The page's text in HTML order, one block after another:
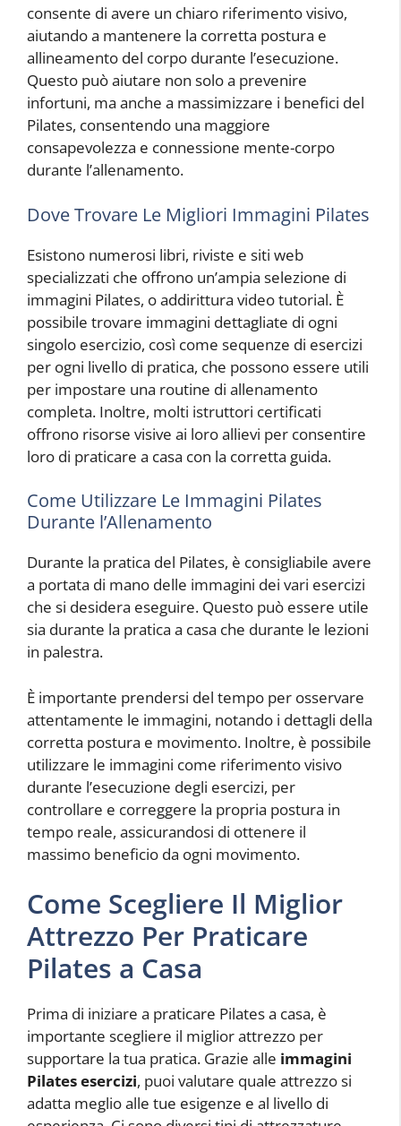
consente di avere un chiaro riferimento visivo,
aiutando a mantenere la corretta postura e
allineamento del corpo durante l’esecuzione.
Questo può aiutare non solo a prevenire
infortuni, ma anche a massimizzare i benefici del
Pilates, consentendo una maggiore
consapevolezza e connessione mente-corpo
durante l’allenamento.
Dove Trovare Le Migliori Immagini Pilates
Esistono numerosi libri, riviste e siti web
specializzati che offrono un’ampia selezione di
immagini Pilates, o addirittura video tutorial. È
possibile trovare immagini dettagliate di ogni
singolo esercizio, così come sequenze di esercizi
per ogni livello di pratica, che possono essere utili
per impostare una routine di allenamento
completa. Inoltre, molti istruttori certificati
offrono risorse visive ai loro allievi per consentire
loro di praticare a casa con la corretta guida.
Come Utilizzare Le Immagini Pilates
Durante l’Allenamento
Durante la pratica del Pilates, è consigliabile avere
a portata di mano delle immagini dei vari esercizi
che si desidera eseguire. Questo può essere utile
sia durante la pratica a casa che durante le lezioni
in palestra.
È importante prendersi del tempo per osservare
attentamente le immagini, notando i dettagli della
corretta postura e movimento. Inoltre, è possibile
utilizzare le immagini come riferimento visivo
durante l’esecuzione degli esercizi, per
controllare e correggere la propria postura in
tempo reale, assicurandosi di ottenere il
massimo beneficio da ogni movimento.
Come Scegliere Il Miglior
Attrezzo Per Praticare
Pilates a Casa
Prima di iniziare a praticare Pilates a casa, è
importante scegliere il miglior attrezzo per
supportare la tua pratica. Grazie alle immagini
Pilates esercizi, puoi valutare quale attrezzo si
adatta meglio alle tue esigenze e al livello di